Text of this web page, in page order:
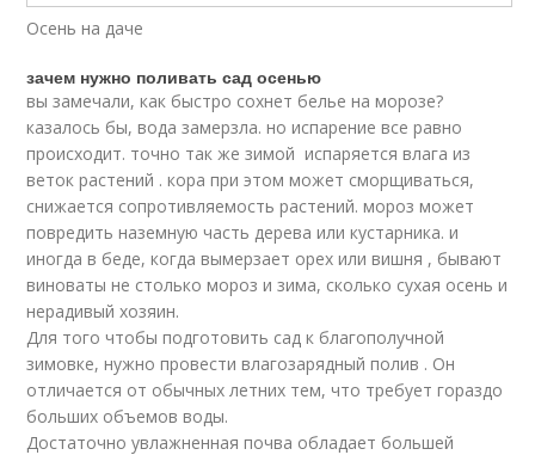
Осень на даче
зачем нужно поливать сад осенью
вы замечали, как быстро сохнет белье на морозе?
казалось бы, вода замерзла. но испарение все равно
происходит. точно так же зимой испаряется влага из
веток растений . кора при этом может сморщиваться,
снижается сопротивляемость растений. мороз может
повредить наземную часть дерева или кустарника. и
иногда в беде, когда вымерзает орех или вишня , бывают
виноваты не столько мороз и зима, сколько сухая осень и
нерадивый хозяин.
Для того чтобы подготовить сад к благополучной
зимовке, нужно провести влагозарядный полив . Он
отличается от обычных летних тем, что требует гораздо
больших объемов воды.
Достаточно увлажненная почва обладает большей